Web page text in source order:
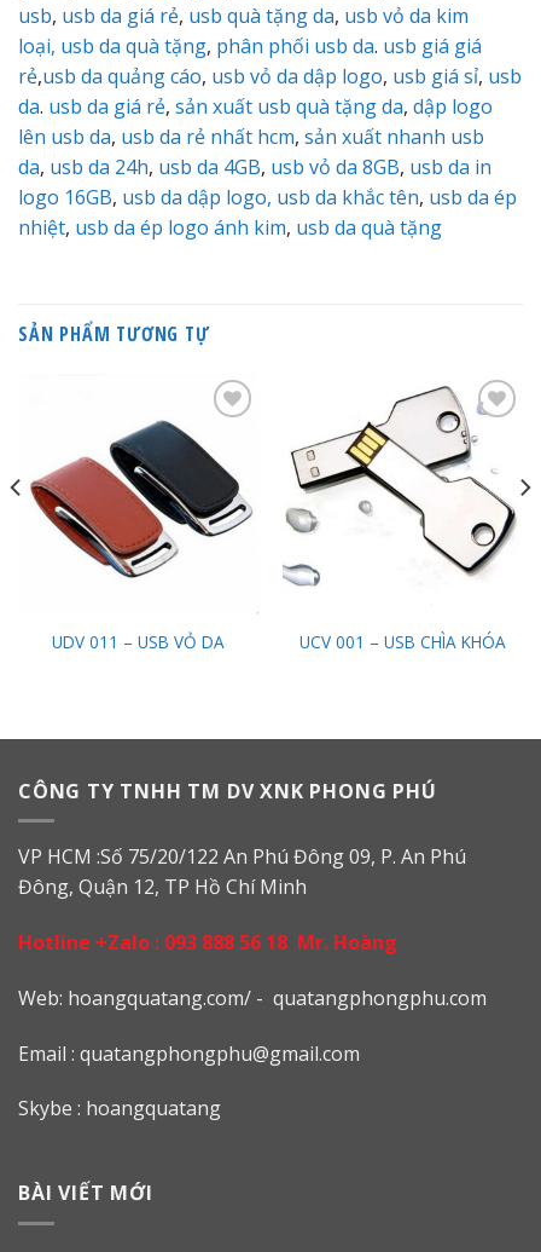
usb, usb da giá rẻ, usb quà tặng da, usb vỏ da kim
loại, usb da quà tặng, phân phối usb da. usb giá giá
rẻ,usb da quảng cáo, usb vỏ da dập logo, usb giá sỉ, usb
da. usb da giá rẻ, sản xuất usb quà tặng da, dập logo
lên usb da, usb da rẻ nhất hcm, sản xuất nhanh usb
da, usb da 24h, usb da 4GB, usb vỏ da 8GB, usb da in
logo 16GB, usb da dập logo, usb da khắc tên, usb da ép
nhiệt, usb da ép logo ánh kim, usb da quà tặng
SẢN PHẨM TƯƠNG TỰ
Wishlist
UDV 011 – USB VỎ DA
Add to
Wishlist
UCV 001 – USB CHÌA KHÓA
CÔNG TY TNHH TM DV XNK PHONG PHÚ
VP HCM :Số 75/20/122 An Phú Đông 09, P. An Phú
Đông, Quận 12, TP Hồ Chí Minh
Hotline +Zalo : 093 888 56 18 Mr. Hoàng
Web: hoangquatang.com/ - quatangphongphu.com
Email : quatangphongphu@gmail.com
Skybe : hoangquatang
BÀI VIẾT MỚI